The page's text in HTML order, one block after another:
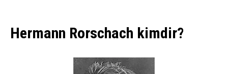
Hermann Rorschach kimdir?